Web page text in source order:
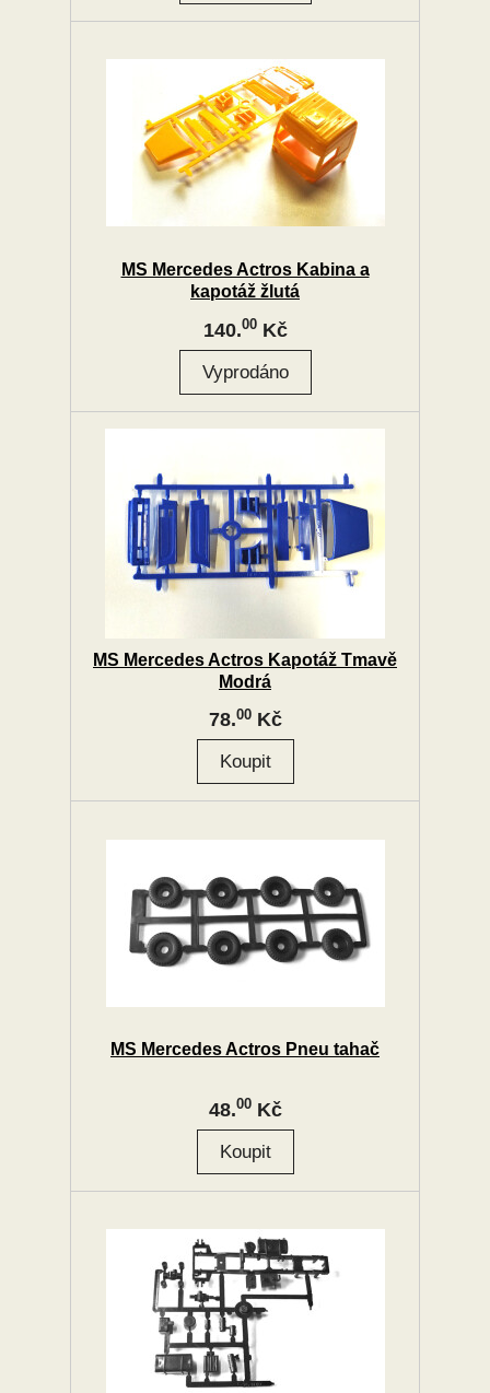
MS Mercedes Actros Kabina a
kapotáž žlutá
140.00Kč
MS Mercedes Actros Kapotáž Tmavě
Modrá
78.00Kč
MS Mercedes Actros Pneu tahač
48.00Kč